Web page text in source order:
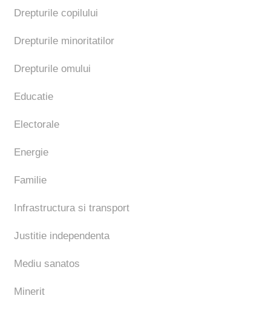
Drepturile copilului
Drepturile minoritatilor
Drepturile omului
Educatie
Electorale
Energie
Familie
Infrastructura si transport
Justitie independenta
Mediu sanatos
Minerit